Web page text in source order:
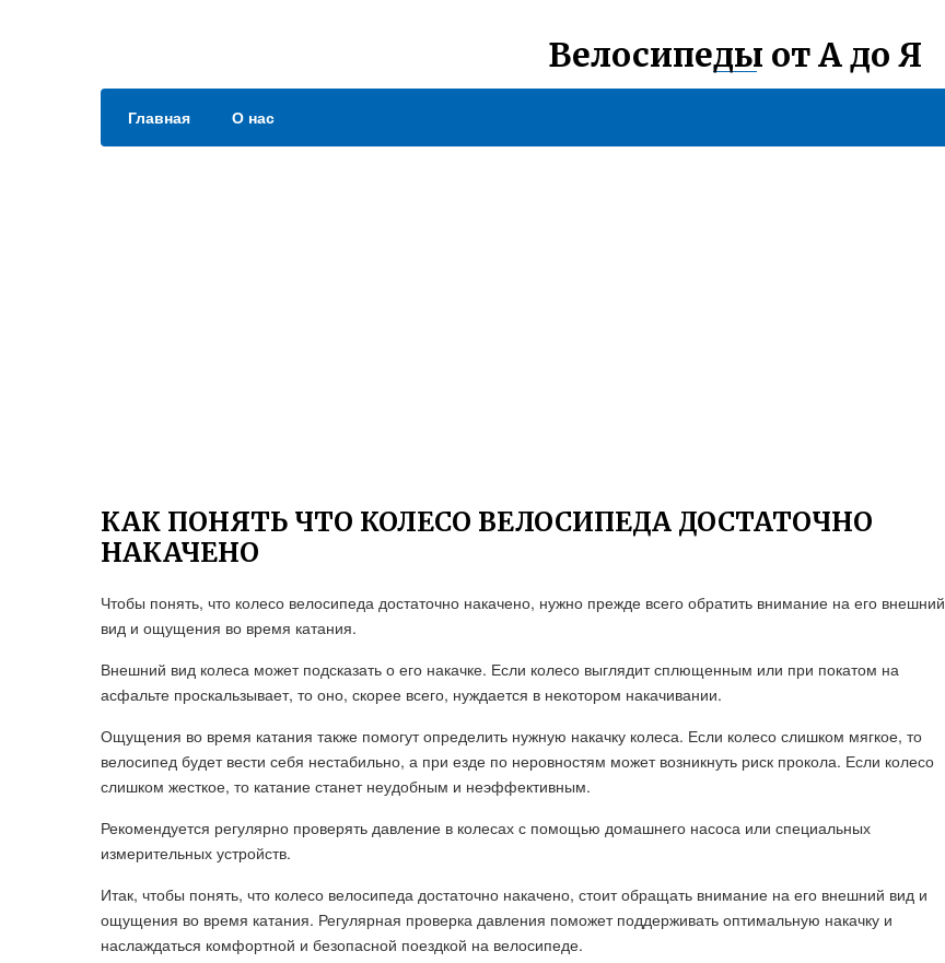
Велосипеды от А до Я
Главная О нас
КАК ПОНЯТЬ ЧТО КОЛЕСО ВЕЛОСИПЕДА ДОСТАТОЧНО
НАКАЧЕНО
Чтобы понять, что колесо велосипеда достаточно накачено, нужно прежде всего обратить внимание на его внешний
вид и ощущения во время катания.
Внешний вид колеса может подсказать о его накачке. Если колесо выглядит сплющенным или при покатом на
асфальте проскальзывает, то оно, скорее всего, нуждается в некотором накачивании.
Ощущения во время катания также помогут определить нужную накачку колеса. Если колесо слишком мягкое, то
велосипед будет вести себя нестабильно, а при езде по неровностям может возникнуть риск прокола. Если колесо
слишком жесткое, то катание станет неудобным и неэффективным.
Рекомендуется регулярно проверять давление в колесах с помощью домашнего насоса или специальных
измерительных устройств.
Итак, чтобы понять, что колесо велосипеда достаточно накачено, стоит обращать внимание на его внешний вид и
ощущения во время катания. Регулярная проверка давления поможет поддерживать оптимальную накачку и
наслаждаться комфортной и безопасной поездкой на велосипеде.